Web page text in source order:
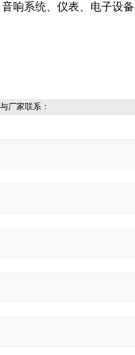
响系统、仪表、电子设备
厂家联系：